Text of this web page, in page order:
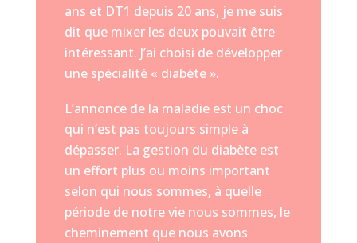
ans et DT1 depuis 20 ans, je me suis
dit que mixer les deux pouvait être
intéressant. J’ai choisi de développer
une spécialité « diabète ».
L’annonce de la maladie est un choc
qui n’est pas toujours simple à
dépasser. La gestion du diabète est
un effort plus ou moins important
selon qui nous sommes, à quelle
période de notre vie nous sommes, le
cheminement que nous avons